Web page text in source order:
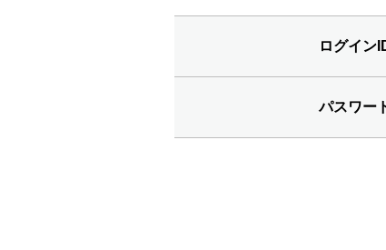
ログイン
パスワー